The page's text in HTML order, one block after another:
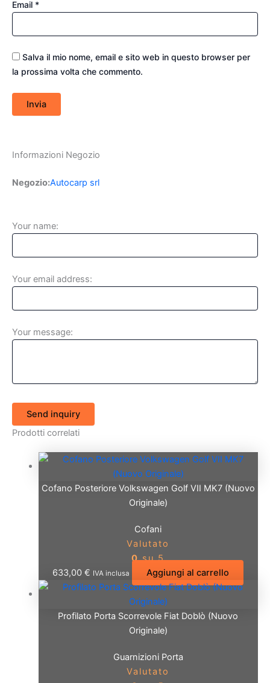
Email *
Salva il mio nome, email e sito web in questo browser per
la prossima volta che commento.
Informazioni Negozio
Negozio:Autocarp srl
Your name:
Your email address:
Your message:
Send inquiry
Prodotti correlati
Cofano Posteriore Volkswagen Golf VII MK7 (Nuovo
Originale)
Cofani
Valutato
0su 5
633,00€ IVA inclusa Aggiungi al carrello
Profilato Porta Scorrevole Fiat Doblò (Nuovo
Originale)
Guarnizioni Porta
Valutato